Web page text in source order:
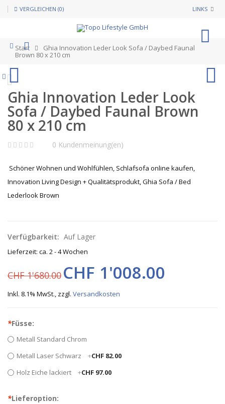
VERGLEICHEN (0) LINKS
Start Ghia Innovation Leder Look Sofa / Daybed Faunal
Brown 80 x 210 cm
Ghia Innovation Leder Look
Sofa / Daybed Faunal Brown
80 x 210 cm
0 Kundenmeinung(en)
Schöner Wohnen und Wohlfühlen, Schlafsofa online kaufen,
Innovation Living Design + Qualitätsprodukt, Ghia Sofa / Bed
Lederlook Brown
Verfügbarkeit: Auf Lager
Lieferzeit: ca. 2 - 4 Wochen
CHF 1'680.00 CHF 1'008.00
Inkl. 8.1% MwSt., zzgl. Versandkosten
*Füsse:
Metall Standard Chrom
Metall Laser Schwarz
+CHF 82.00
Holz Eiche lackiert
+CHF 97.00
*Lieferoption: